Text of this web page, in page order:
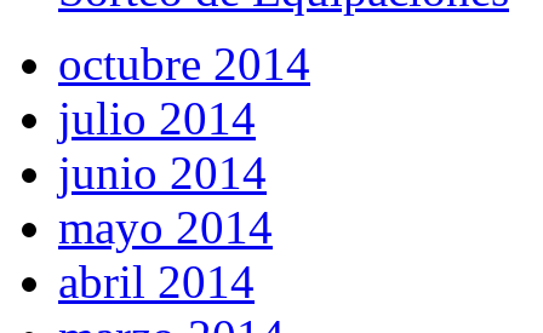
octubre 2014
julio 2014
junio 2014
mayo 2014
abril 2014